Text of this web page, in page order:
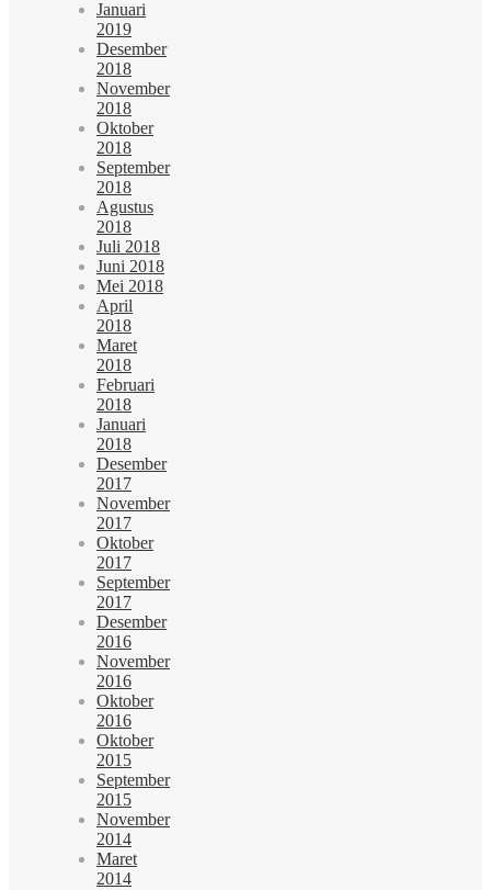
Januari
2019
Desember
2018
November
2018
Oktober
2018
September
2018
Agustus
2018
Juli 2018
Juni 2018
Mei 2018
April
2018
Maret
2018
Februari
2018
Januari
2018
Desember
2017
November
2017
Oktober
2017
September
2017
Desember
2016
November
2016
Oktober
2016
Oktober
2015
September
2015
November
2014
Maret
2014